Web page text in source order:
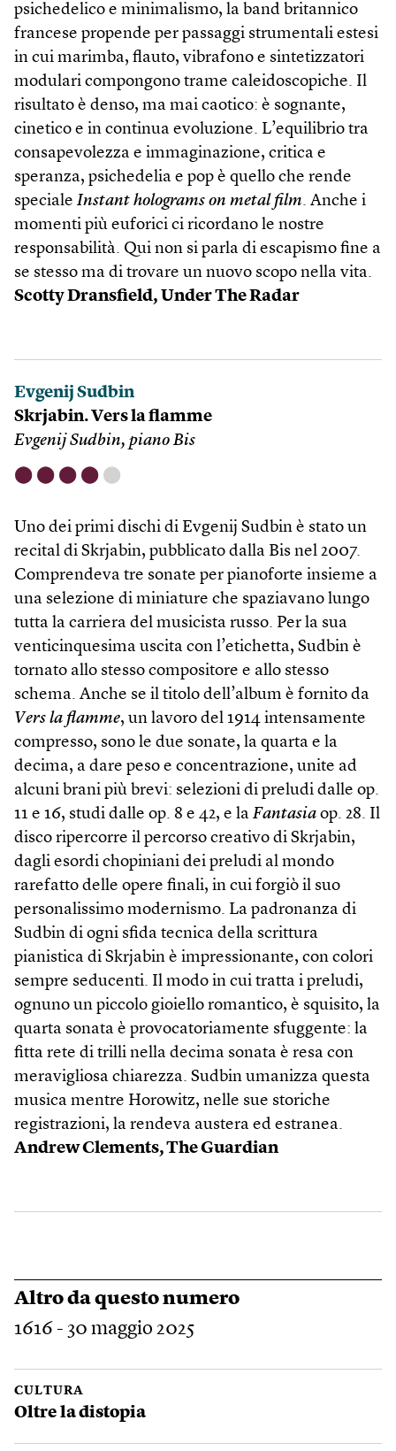
psichedelico e minimalismo, la band britannico
francese propende per passaggi strumentali estesi
in cui marimba, flauto, vibrafono e sintetizzatori
modulari compongono trame caleidoscopiche. Il
risultato è denso, ma mai caotico: è sognante,
cinetico e in continua evoluzione. L’equilibrio tra
consapevolezza e immaginazione, critica e
speranza, psichedelia e pop è quello che rende
speciale Instant holograms on metal film. Anche i
momenti più euforici ci ricordano le nostre
responsabilità. Qui non si parla di escapismo fine a
se stesso ma di trovare un nuovo scopo nella vita.
Scotty Dransfield, Under The Radar
Evgenij Sudbin
Skrjabin. Vers la flamme
Evgenij Sudbin, piano Bis
⬤ ⬤ ⬤ ⬤ ⬤
Uno dei primi dischi di Evgenij Sudbin è stato un
recital di Skrjabin, pubblicato dalla Bis nel 2007.
Comprendeva tre sonate per pianoforte insieme a
una selezione di miniature che spaziavano lungo
tutta la carriera del musicista russo. Per la sua
venticinquesima uscita con l’etichetta, Sudbin è
tornato allo stesso compositore e allo stesso
schema. Anche se il titolo dell’album è fornito da
Vers la flamme, un lavoro del 1914 intensamente
compresso, sono le due sonate, la quarta e la
decima, a dare peso e concentrazione, unite ad
alcuni brani più brevi: selezioni di preludi dalle op.
11 e 16, studi dalle op. 8 e 42, e la Fantasia op. 28. Il
disco ripercorre il percorso creativo di Skrjabin,
dagli esordi chopiniani dei preludi al mondo
rarefatto delle opere finali, in cui forgiò il suo
personalissimo modernismo. La padronanza di
Sudbin di ogni sfida tecnica della scrittura
pianistica di Skrjabin è impressionante, con colori
sempre seducenti. Il modo in cui tratta i preludi,
ognuno un piccolo gioiello romantico, è squisito, la
quarta sonata è provocatoriamente sfuggente: la
fitta rete di trilli nella decima sonata è resa con
meravigliosa chiarezza. Sudbin umanizza questa
musica mentre Horowitz, nelle sue storiche
registrazioni, la rendeva austera ed estranea.
Andrew Clements, The Guardian
Altro da questo numero
1616 - 30 maggio 2025
CULTURA
Oltre la distopia